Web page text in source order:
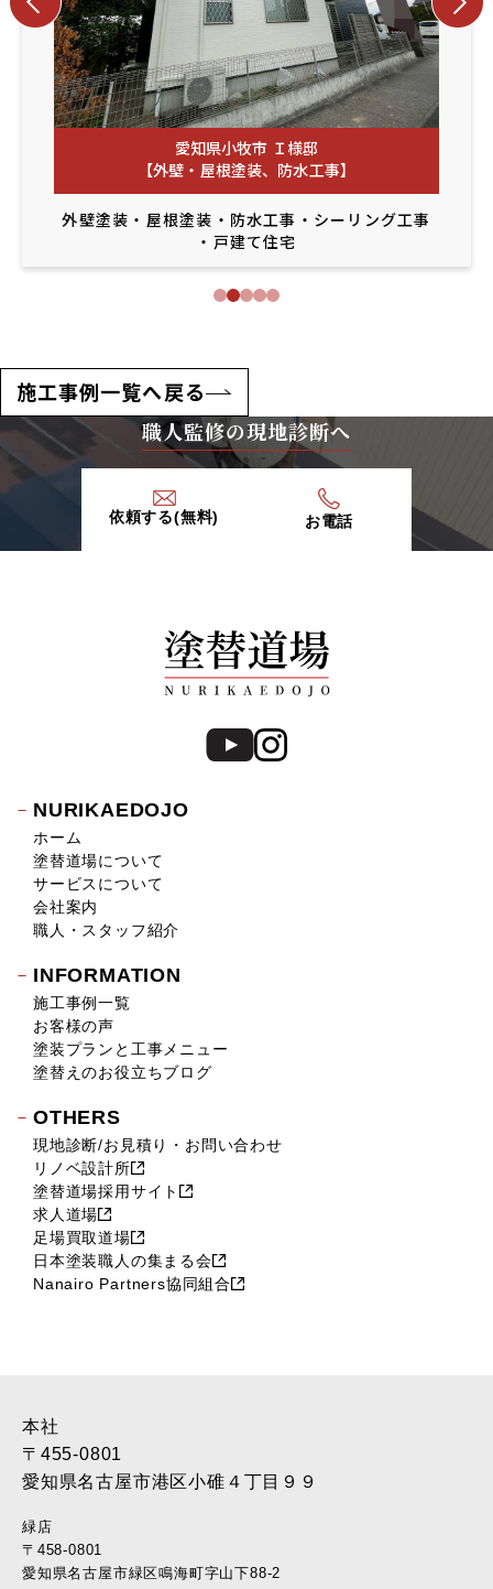
愛知県小牧市 Ｉ様邸
【外壁・屋根塗装、防水工事】
外壁塗装 ・ 屋根塗装 ・ 防水工事 ・ シーリング工事
・ 戸建て住宅
施工事例一覧へ戻る
職人監修の現地診断へ
依頼する(無料) お電話
NURIKAEDOJO
ホーム
塗替道場について
サービスについて
会社案内
職人・スタッフ紹介
INFORMATION
施工事例一覧
お客様の声
塗装プランと工事メニュー
塗替えのお役立ちブログ
OTHERS
現地診断/お見積り・お問い合わせ
リノベ設計所
塗替道場採用サイト
求人道場
足場買取道場
日本塗装職人の集まる会
Nanairo Partners協同組合
本社
〒455-0801
愛知県名古屋市港区小碓４丁目９９
緑店
〒458-0801
愛知県名古屋市緑区鳴海町字山下88-2